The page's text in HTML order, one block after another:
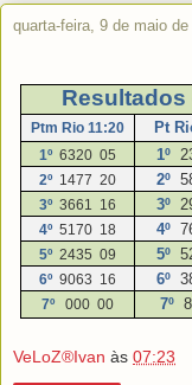
quarta-feira, 9 de maio de
Resultados
Ptm Rio 11:20 Pt
1º 6320 05 1º
2º 1477 20 2º
3º 3661 16 3º
4º5170 18 4º
5º 2435 09 5º
6º 9063 16 6º
7º 000 00 7º
VeLoZ®Ivan às 07:23